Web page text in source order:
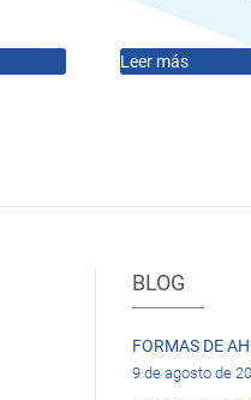
Leer más
BLOG
FORMAS DE
9 de agosto de